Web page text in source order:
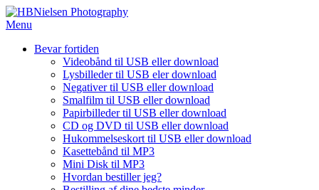
Spring
til
Menu
Bevar fortiden
Videobånd til USB eller download
Lysbilleder til USB eler download
Negativer til USB eller download
Smalfilm til USB eller download
Papirbilleder til USB eller download
CD og DVD til USB eller download
Hukommelseskort til USB eller download
Kasettebånd til MP3
Mini Disk til MP3
Hvordan bestiller jeg?